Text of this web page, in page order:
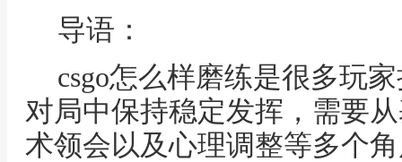
导语：
csgo怎么样磨练是很多玩
对局中保持稳定发挥，需要
术领会以及心理调整等多个